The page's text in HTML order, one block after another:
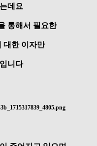
데요
통해서 필요한
대한 이자만
니다